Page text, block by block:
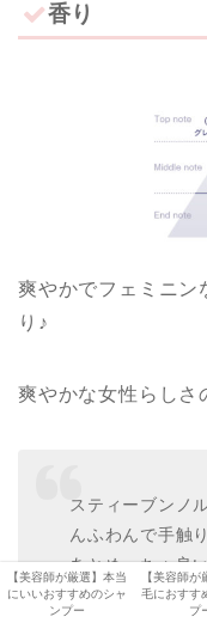
香り
爽やかでフェミニン
り♪
爽やかな女性らしさ
スティーブンノ
んふわんで手触
あとめっちゃ良
pic.twitter.com/
【美容師が厳選】本当
にいいおすすめのシャ
ンプー
【美容師
毛におすす
プ